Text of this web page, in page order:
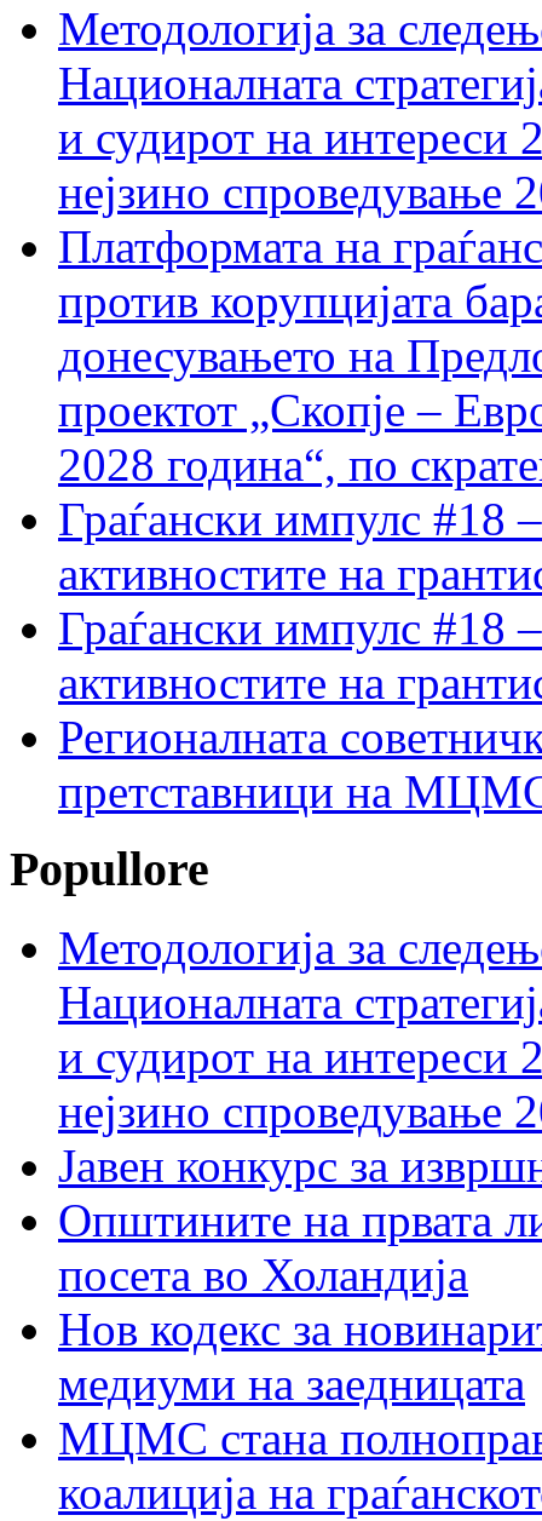
Методологија за
Националната
и судирот на интереси
нејзино спроведување
Платформата на
против корупцијата
донесувањето на
проектот „Скопје –
2028 година“, по
Граѓански импулс #18
активностите на
Граѓански импулс #18
активностите на
Регионалната
претставници на МЦМС
Popullore
Методологија за
Националната
и судирот на интереси
нејзино спроведување
Јавен конкурс за
Општините на првата
посета во Холандија
Нов кодекс за
медиуми на заедницата
МЦМС стана
коалиција на